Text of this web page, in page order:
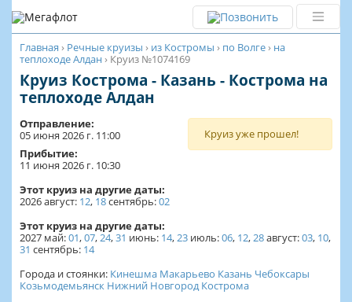
Главная › Речные круизы › из Костромы › по Волге› на
теплоходе Алдан › Круиз №1074169
Круиз Кострома - Казань - Кострома на
теплоходе Алдан
Отправление:
05 июня 2026 г. 11:00
Прибытие:
11 июня 2026 г. 10:30
Круиз уже прошел!
Этот круиз на другие даты:
2026август: 12, 18сентябрь:02
Этот круиз на другие даты:
2027 май:01,07,24,31 июнь: 14,23 июль:06, 12,28август:03, 10,
31 сентябрь: 14
Города и стоянки: Кинешма Макарьево Казань Чебоксары
Козьмодемьянск Нижний Новгород Кострома